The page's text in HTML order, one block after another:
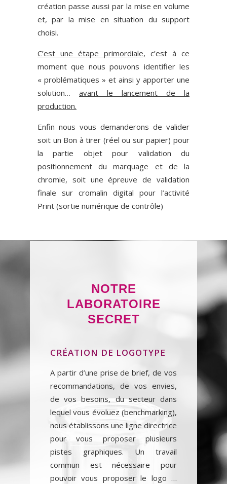
création passe aussi par la mise en volume
et, par la mise en situation du support
choisi.
C’est une étape primordiale, c’est à ce
moment que nous pouvons identifier les
« problématiques » et ainsi y apporter une
solution… avant le lancement de la
production.
Enfin nous vous demanderons de valider
soit un Bon à tirer (réel ou sur papier) pour
la partie objet pour validation du
positionnement du marquage et de la
chromie, soit une épreuve de validation
finale sur cromalin digital pour l’activité
Print (sortie numérique de contrôle)
NOTRE
LABORATOIRE
SECRET
CRÉATION DE LOGOTYPE
A partir d’une prise de brief, de vos
recommandations, de vos envies,
de vos besoins, du secteur dans
lequel vous évoluez (benchmarking),
nous établissons une ligne directrice
pour vous proposer plusieurs
pistes graphiques. Un travail
commun est nécessaire pour
pouvoir vous proposer le logo …